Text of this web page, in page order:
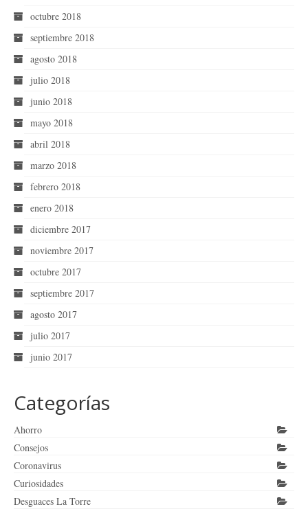
octubre 2018
septiembre 2018
agosto 2018
julio 2018
junio 2018
mayo 2018
abril 2018
marzo 2018
febrero 2018
enero 2018
diciembre 2017
noviembre 2017
octubre 2017
septiembre 2017
agosto 2017
julio 2017
junio 2017
Categorías
Ahorro
Consejos
Coronavirus
Curiosidades
Desguaces La Torre